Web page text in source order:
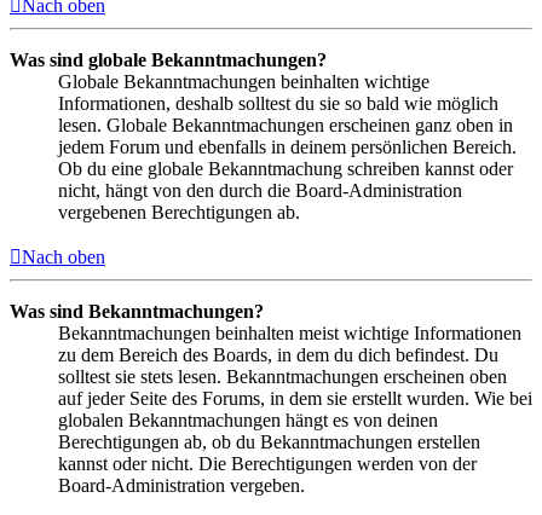
Nach oben
Was sind globale Bekanntmachungen?
Globale Bekanntmachungen beinhalten wichtige
Informationen, deshalb solltest du sie so bald wie möglich
lesen. Globale Bekanntmachungen erscheinen ganz oben in
jedem Forum und ebenfalls in deinem persönlichen Bereich.
Ob du eine globale Bekanntmachung schreiben kannst oder
nicht, hängt von den durch die Board-Administration
vergebenen Berechtigungen ab.
Nach oben
Was sind Bekanntmachungen?
Bekanntmachungen beinhalten meist wichtige Informationen
zu dem Bereich des Boards, in dem du dich befindest. Du
solltest sie stets lesen. Bekanntmachungen erscheinen oben
auf jeder Seite des Forums, in dem sie erstellt wurden. Wie bei
globalen Bekanntmachungen hängt es von deinen
Berechtigungen ab, ob du Bekanntmachungen erstellen
kannst oder nicht. Die Berechtigungen werden von der
Board-Administration vergeben.